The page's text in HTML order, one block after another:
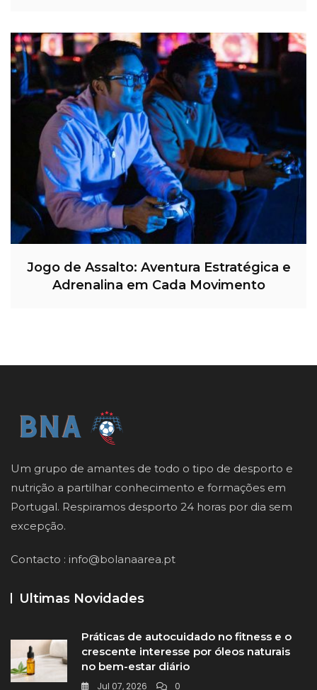
Jogo de Assalto: Aventura Estratégica e
Adrenalina em Cada Movimento
Um grupo de amantes de todo o tipo de desporto e
nutrição a partilhar conhecimento e formações em
Portugal. Respiramos desporto 24 horas por dia sem
excepção.
Contacto : info@bolanaarea.pt
Ultimas Novidades
Práticas de autocuidado no fitness e o
crescente interesse por óleos naturais
no bem-estar diário
Jul 07, 2026 0